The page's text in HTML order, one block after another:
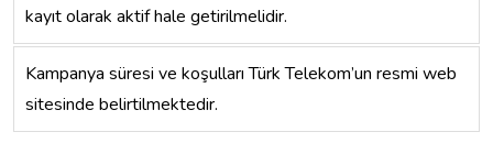
kayıt olarak aktif hale getirilmelidir.
Kampanya süresi ve koşulları Türk Telekom’un resmi web
sitesinde belirtilmektedir.